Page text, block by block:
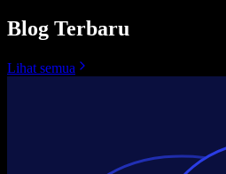
Blog Terbaru
Lihat semua